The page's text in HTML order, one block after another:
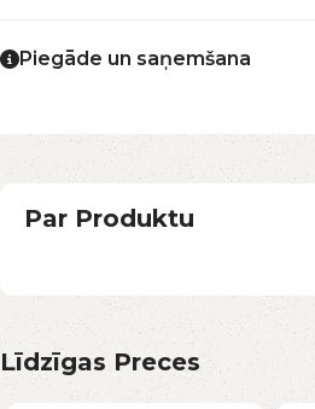
Piegāde un saņemšana
Par Produktu
Līdzīgas Preces